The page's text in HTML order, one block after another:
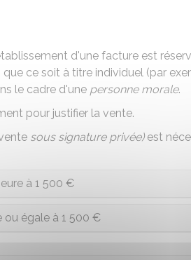
d'une facture est
ce soit à titre individuel (par
le cadre d'une personne morale.
pour justifier la vente.
sous signature privée)est
à 1 500 €
ou égale à 1 500 €